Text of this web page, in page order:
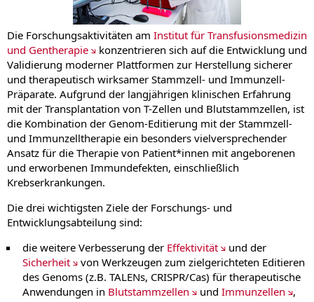
Die Forschungsaktivitäten am Institut für Transfusionsmedizin
und Gentherapie
konzentrieren sich auf die Entwicklung und
Validierung moderner Plattformen zur Herstellung sicherer
und therapeutisch wirksamer Stammzell- und Immunzell-
Präparate. Aufgrund der langjährigen klinischen Erfahrung
mit der Transplantation von T-Zellen und Blutstammzellen, ist
die Kombination der Genom-Editierung mit der Stammzell-
und Immunzelltherapie ein besonders vielversprechender
Ansatz für die Therapie von Patient*innen mit angeborenen
und erworbenen Immundefekten, einschließlich
Krebserkrankungen.
Die drei wichtigsten Ziele der Forschungs- und
Entwicklungsabteilung sind:
die weitere Verbesserung der Effektivität
und der
Sicherheit
von Werkzeugen zum zielgerichteten Editieren
des Genoms (z.B. TALENs, CRISPR/Cas) für therapeutische
Anwendungen in Blutstammzellen und Immunzellen
,